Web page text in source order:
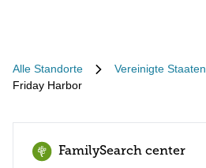
Alle Standorte Vereinigte Staaten
Friday Harbor
FamilySearch center